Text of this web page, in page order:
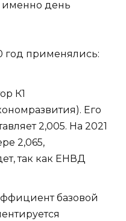
именно день
год применялись:
К1
Его
2,005. На 2021
2,065,
так как ЕНВД
базовой